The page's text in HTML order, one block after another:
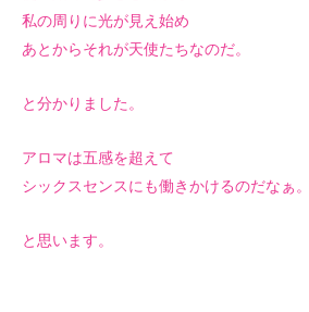
私の周りに光が見え始め
あとからそれが天使たちなのだ。
と分かりました。
アロマは五感を超えて
シックスセンスにも働きかけるのだなぁ。
と思います。